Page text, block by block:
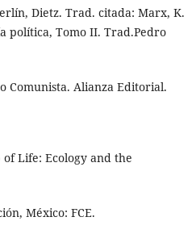
Dietz. Trad. citada: Marx, K.
política, Tomo II. Trad.Pedro
Comunista. Alianza Editorial.
Life: Ecology and the
México: FCE.